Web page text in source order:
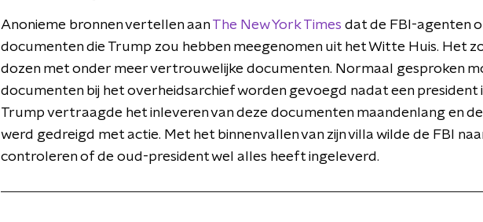
Anonieme bronnen vertellen aanThe New York Times dat de FBI-agenten
documenten die Trump zou hebben meegenomen uit het Witte Huis. Het
dozen met onder meer vertrouwelijke documenten. Normaal gesproken
documenten bij het overheidsarchief worden gevoegd nadat een president
Trump vertraagde het inleveren van deze documenten maandenlang en
werd gedreigd met actie. Met het binnenvallen van zijn villa wilde de FBI
controleren of de oud-president wel alles heeft ingeleverd.